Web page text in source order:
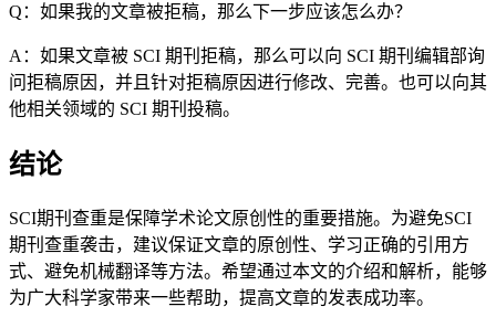
Q：如果我的文章被拒稿，那么下一步应该怎么办？
A：如果文章被 SCI 期刊拒稿，那么可以向 SCI 期刊编辑部询
问拒稿原因，并且针对拒稿原因进行修改、完善。也可以向其
他相关领域的 SCI 期刊投稿。
结论
SCI期刊查重是保障学术论文原创性的重要措施。为避免SCI
期刊查重袭击，建议保证文章的原创性、学习正确的引用方
式、避免机械翻译等方法。希望通过本文的介绍和解析，能够
为广大科学家带来一些帮助，提高文章的发表成功率。